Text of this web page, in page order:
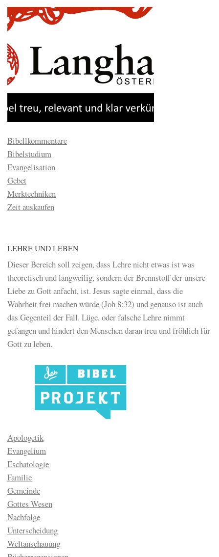
Bibellkommentare
Bibelstudium
Evangelisation
Gebet
Merktechniken
Zeit auskaufen
LEHRE UND LEBEN
Dieser Bereich soll zeigen, dass Lehre nicht etwas ist was
theoretisch und langweilig, sondern der Brennstoff der unsere
Liebe zu Gott anfacht, ist. Jesus sagte einmal, dass die
Wahrheit frei machen würde (Joh 8:32) und genauso ist auch
das Gegenteil der Fall. Lüge, oder falsche Lehre nimmt
gefangen und hindert den Menschen daran treu und fröhlich für
Gott zu leben.
Apologetik
Evangelium
Eschatologie
Familie
Gemeinde
Gottes Wesen
Nachfolge
Unterscheidung
Weltanschauung